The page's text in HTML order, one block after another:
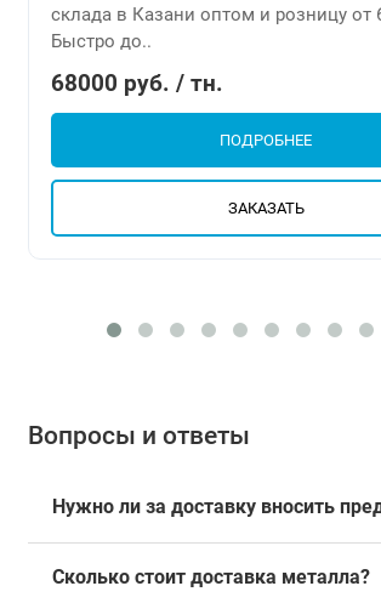
склада в Казани оптом и розницу от
Быстро до..
68000 руб. / тн.
ПОДРОБНЕЕ
ЗАКАЗАТЬ
Вопросы и ответы
Нужно ли за доставку вносить
Сколько стоит доставка металла?